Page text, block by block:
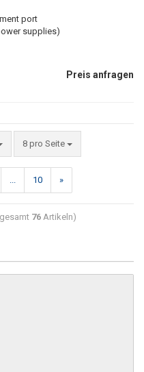
port
supplies)
Preis anfragen
8 pro Seite
... 10 »
76Artikeln)